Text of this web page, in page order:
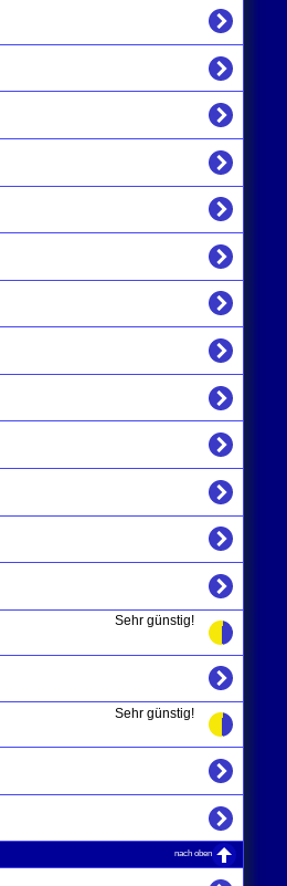
Sehr günstig!
Sehr günstig!
nach oben